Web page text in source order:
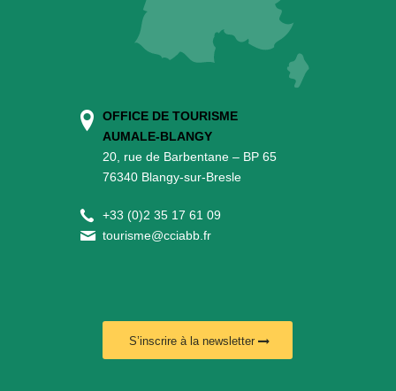
OFFICE DE TOURISME
AUMALE-BLANGY
20, rue de Barbentane – BP 65
76340 Blangy-sur-Bresle
+33 (0)2 35 17 61 09
tourisme@cciabb.fr
S’inscrire à la newsletter